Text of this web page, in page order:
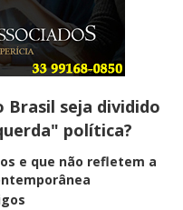
entenda o que é
escuta em saúde
no SUS Digital
Brasil seja dividido
política?
e que não refletem a